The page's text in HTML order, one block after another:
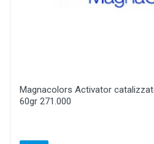
Magnacolors Activator
60gr 271.000